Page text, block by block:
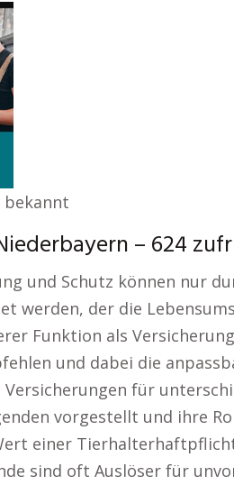
– 624
und Schutz können nur
werden, der die
Funktion als
und dabei die
für
vorgestellt und ihre
einer
sind oft Auslöser für